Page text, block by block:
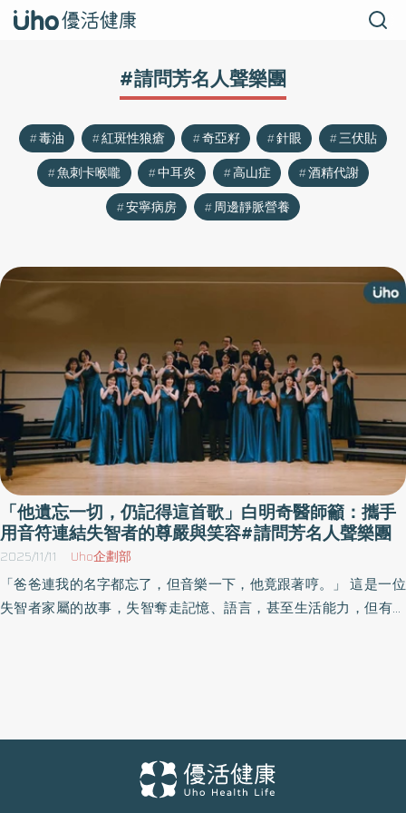
#請問芳名人聲樂團
毒油 紅斑性狼瘡 奇亞籽 針眼
三伏貼
魚刺卡喉嚨
中耳炎 高山症
酒精代謝
安寧病房
周邊靜脈營養
「他遺忘一切，仍記得這首歌」白明奇醫師籲：攜手
用音符連結失智者的尊嚴與笑容#請問芳名人聲樂團
2025/11/11 Uho企劃部
「爸爸連我的名字都忘了，但音樂一下，他竟跟著哼。」 這是一位
失智者家屬的故事，失智奪走記憶、語言，甚至生活能力，但有些
球失智症患者約有5,500萬人，儼然成全球公衛危機，且每3秒就新
增1人。台灣同樣面臨挑戰，隨高齡化加速，失智症人口已逾30萬，